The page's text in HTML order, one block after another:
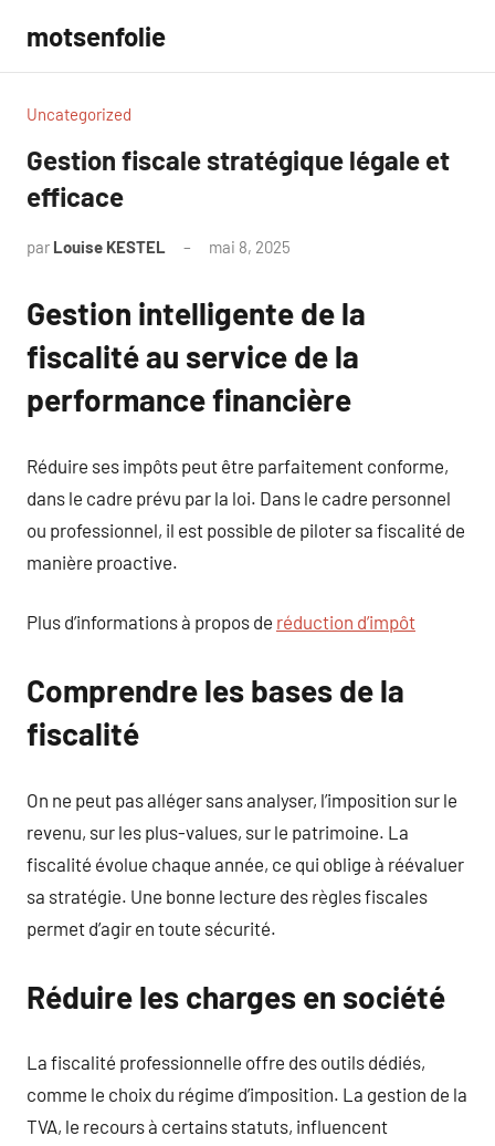
contenu
motsenfolie
Uncategorized
Gestion fiscale stratégique légale et
efficace
par Louise KESTEL mai 8, 2025
Gestion intelligente de la
fiscalité au service de la
performance financière
Réduire ses impôts peut être parfaitement conforme,
dans le cadre prévu par la loi. Dans le cadre personnel
ou professionnel, il est possible de piloter sa fiscalité de
manière proactive.
Plus d’informations à propos de réduction d’impôt
Comprendre les bases de la
fiscalité
On ne peut pas alléger sans analyser, l’imposition sur le
revenu, sur les plus-values, sur le patrimoine. La
fiscalité évolue chaque année, ce qui oblige à réévaluer
sa stratégie. Une bonne lecture des règles fiscales
permet d’agir en toute sécurité.
Réduire les charges en société
La fiscalité professionnelle offre des outils dédiés,
comme le choix du régime d’imposition. La gestion de la
TVA, le recours à certains statuts, influencent